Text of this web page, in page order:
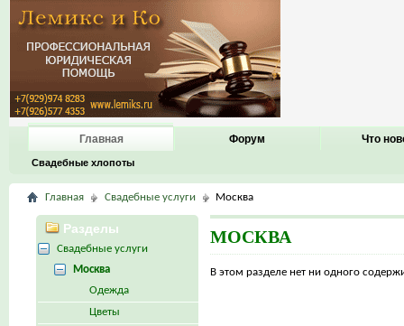
Главная
Свадебные хлопоты
Форум Что
Главная Свадебные услуги Москва
МОСКВА
В этом разделе нет ни одного
Разделы
Свадебные услуги
Москва
Одежда
Цветы